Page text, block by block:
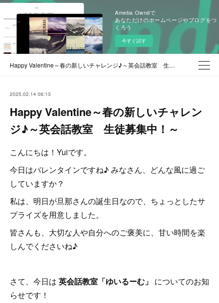
Ameba Owndで
あなただけのホームページやブログをつ
くろう
今すぐ試す
Happy Valentine～春の新しいチャレンジ♪～英会話教室 生徒募集中！～
2025.02.14 06:13
Happy Valentine～春の新しいチャレン
ジ♪～英会話教室 生徒募集中！～
こんにちは！Yuiです。
今日はバレンタインですね♪ みなさん、どんな風に過ご
していますか？
私は、明日が旦那さんの誕生日なので、ちょっとしたサ
プライズを用意しました。
皆さんも、大切な人や自分へのご褒美に、甘い時間を楽
しんでくださいね♪
さて、今日は 英会話教室「ゆいるーむ」 についてのお知
らせです！